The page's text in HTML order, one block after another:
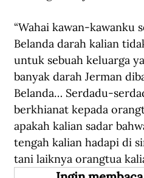
“Wahai kawan-kawanku
Belanda darah kalian
untuk sebuah keluarga
banyak darah Jerman
Belanda… Serdadu-
berkhianat kepada
apakah kalian sadar
tengah kalian hadapi di
tani laiknya orangtua